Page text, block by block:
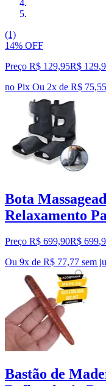
(1)
14% OFF
Preço R$ 129,95R$ 129,
no Pix Ou 2x de R$
Bota
Relaxamento
Preço R$ 699,90R$ 699,
Ou 9x de R$ 77,77 sem
Bastão de